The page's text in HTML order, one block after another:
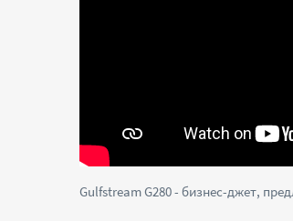
Gulfstream G280 - бизнес-джет,